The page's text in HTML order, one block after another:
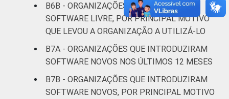
Informação e Comunicação nas organizações
sem fins lucrativos brasileiras - TIC
Organizações Sem Fins Lucrativos 2016
B6B - ORGANIZAÇÕES QUE UTILIZARAM
SOFTWARE LIVRE, POR PRINCIPAL MOTIVO
QUE LEVOU A ORGANIZAÇÃO A UTILIZÁ-LO
B7A - ORGANIZAÇÕES QUE INTRODUZIRAM
SOFTWARE NOVOS NOS ÚLTIMOS 12 MESES
B7B - ORGANIZAÇÕES QUE INTRODUZIRAM
SOFTWARE NOVOS, POR PRINCIPAL MOTIVO